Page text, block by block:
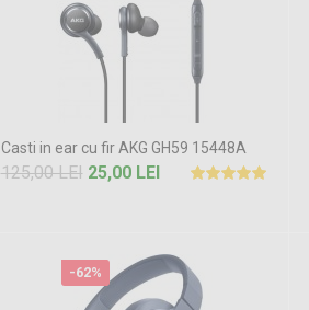
Casti in ear cu fir AKG GH59 15448A
125,00 LEI 25,00 LEI
-62%